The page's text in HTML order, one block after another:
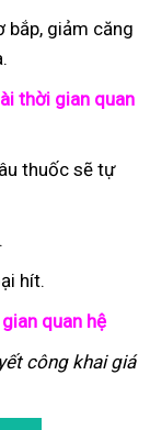
bắp, giảm căng
thời gian quan
thuốc sẽ tự
hít.
quan hệ
công khai giá